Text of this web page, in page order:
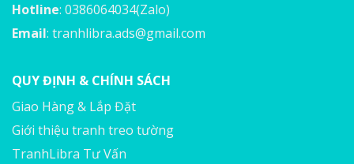
Hotline: 0386064034(Zalo)
Email: tranhlibra.ads@gmail.com
QUY ĐỊNH & CHÍNH SÁCH
Giao Hàng & Lắp Đặt
Giới thiệu tranh treo tường
TranhLibra Tư Vấn